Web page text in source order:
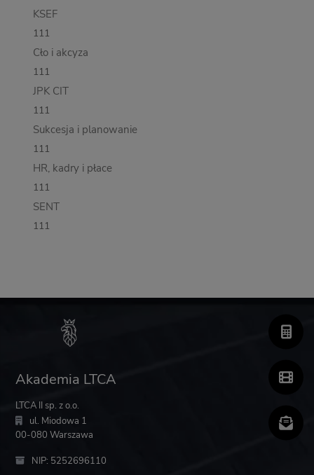
KSEF
111
Cło i akcyza
111
JPK CIT
111
Sukcesja i planowanie
111
HR, kadry i płace
111
SENT
111
Akademia LTCA
LTCA II sp. z o.o.
ul. Miodowa 1
00-080 Warszawa
NIP: 5252696110